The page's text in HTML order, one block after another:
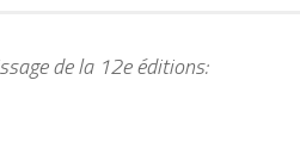
de la 12e éditions: